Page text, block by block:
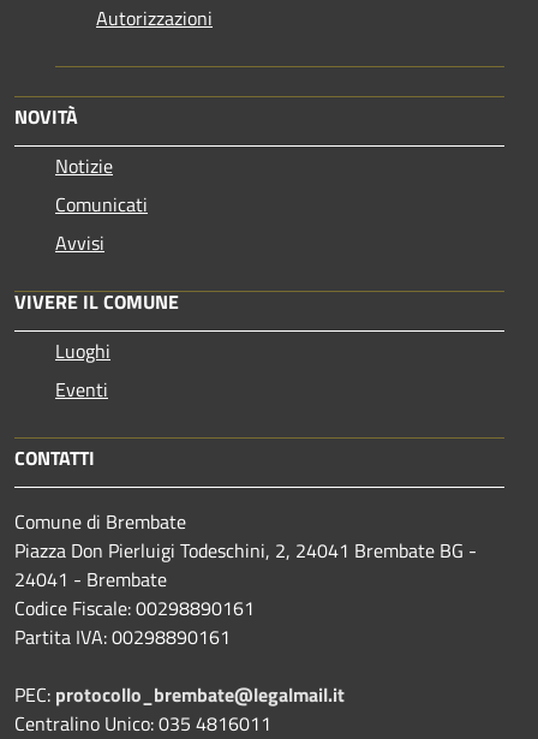
Autorizzazioni
NOVITÀ
Notizie
Comunicati
Avvisi
VIVERE IL COMUNE
Luoghi
Eventi
CONTATTI
Comune di Brembate
Piazza Don Pierluigi Todeschini, 2, 24041 Brembate BG -
24041 - Brembate
Codice Fiscale: 00298890161
Partita IVA: 00298890161
PEC: protocollo_brembate@legalmail.it
Centralino Unico: 035 4816011